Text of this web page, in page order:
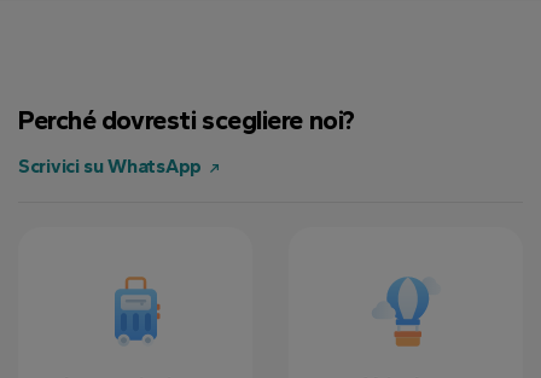
Perché dovresti scegliere noi?
Scrivici su WhatsApp